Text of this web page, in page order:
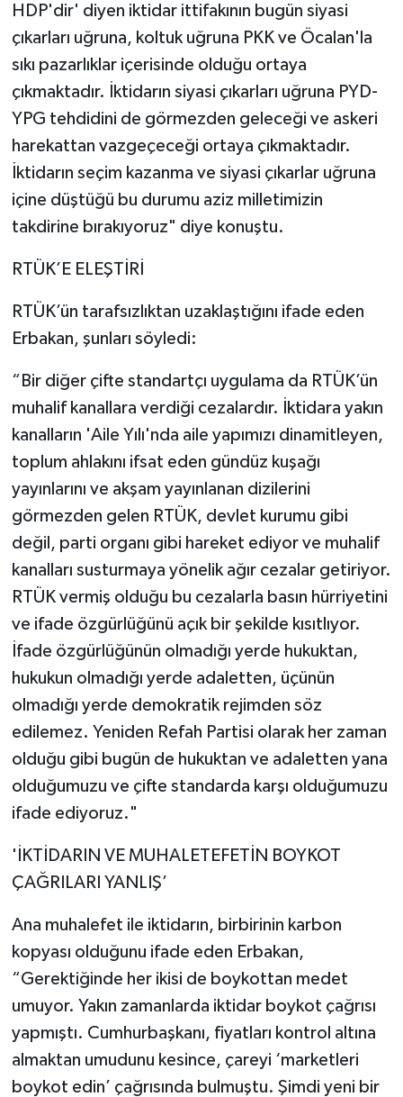
HDP'dir' diyen iktidar ittifakının bugün siyasi
çıkarları uğruna, koltuk uğruna PKK ve Öcalan'la
sıkı pazarlıklar içerisinde olduğu ortaya
çıkmaktadır. İktidarın siyasi çıkarları uğruna PYD-
YPG tehdidini de görmezden geleceği ve askeri
harekattan vazgeçeceği ortaya çıkmaktadır.
İktidarın seçim kazanma ve siyasi çıkarlar uğruna
içine düştüğü bu durumu aziz milletimizin
takdirine bırakıyoruz" diye konuştu.
RTÜK’E ELEŞTİRİ
RTÜK’ün tarafsızlıktan uzaklaştığını ifade eden
Erbakan, şunları söyledi:
“Bir diğer çifte standartçı uygulama da RTÜK’ün
muhalif kanallara verdiği cezalardır. İktidara yakın
kanalların 'Aile Yılı'nda aile yapımızı dinamitleyen,
toplum ahlakını ifsat eden gündüz kuşağı
yayınlarını ve akşam yayınlanan dizilerini
görmezden gelen RTÜK, devlet kurumu gibi
değil, parti organı gibi hareket ediyor ve muhalif
kanalları susturmaya yönelik ağır cezalar getiriyor.
RTÜK vermiş olduğu bu cezalarla basın hürriyetini
ve ifade özgürlüğünü açık bir şekilde kısıtlıyor.
İfade özgürlüğünün olmadığı yerde hukuktan,
hukukun olmadığı yerde adaletten, üçünün
olmadığı yerde demokratik rejimden söz
edilemez. Yeniden Refah Partisi olarak her zaman
olduğu gibi bugün de hukuktan ve adaletten yana
olduğumuzu ve çifte standarda karşı olduğumuzu
ifade ediyoruz."
'İKTİDARIN VE MUHALETEFETİN BOYKOT
ÇAĞRILARI YANLIŞ’
Ana muhalefet ile iktidarın, birbirinin karbon
kopyası olduğunu ifade eden Erbakan,
“Gerektiğinde her ikisi de boykottan medet
umuyor. Yakın zamanlarda iktidar boykot çağrısı
yapmıştı. Cumhurbaşkanı, fiyatları kontrol altına
almaktan umudunu kesince, çareyi ‘marketleri
boykot edin’ çağrısında bulmuştu. Şimdi yeni bir